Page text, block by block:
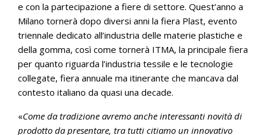
e con la partecipazione a fiere di settore. Quest’anno a
Milano tornerà dopo diversi anni la fiera Plast, evento
triennale dedicato all’industria delle materie plastiche e
della gomma, così come tornerà ITMA, la principale fiera
per quanto riguarda l’industria tessile e le tecnologie
collegate, fiera annuale ma itinerante che mancava dal
contesto italiano da quasi una decade.
«Come da tradizione avremo anche interessanti novità di
prodotto da presentare, tra tutti citiamo un innovativo